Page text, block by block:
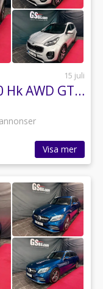
15 juli
Kia Sportage 2.0 CRDi 180 Hk AWD GT-Line
Visa mer